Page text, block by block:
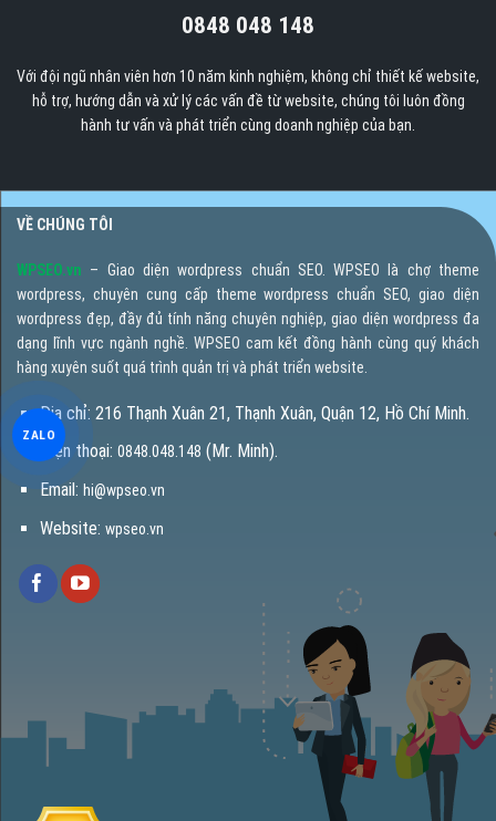
0848 048 148
Với đội ngũ nhân viên hơn 10 năm kinh nghiệm, không chỉ thiết kế website,
hỗ trợ, hướng dẫn và xử lý các vấn đề từ website, chúng tôi luôn đồng
hành tư vấn và phát triển cùng doanh nghiệp của bạn.
VỀ CHÚNG TÔI
WPSEO.vn – Giao diện wordpress chuẩn SEO. WPSEO là chợ theme
wordpress, chuyên cung cấp theme wordpress chuẩn SEO, giao diện
wordpress đẹp, đầy đủ tính năng chuyên nghiệp, giao diện wordpress đa
dạng lĩnh vực ngành nghề. WPSEO cam kết đồng hành cùng quý khách
hàng xuyên suốt quá trình quản trị và phát triển website.
Địa chỉ: 216 Thạnh Xuân 21, Thạnh Xuân, Quận 12, Hồ Chí Minh.
Điện thoại: 0848.048.148 (Mr. Minh).
Email: hi@wpseo.vn
Website: wpseo.vn
ZALO